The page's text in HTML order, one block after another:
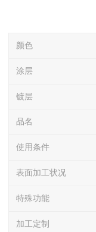
颜色
涂层
镀层
品名
使用条件
表面加工状况
特殊功能
加工定制